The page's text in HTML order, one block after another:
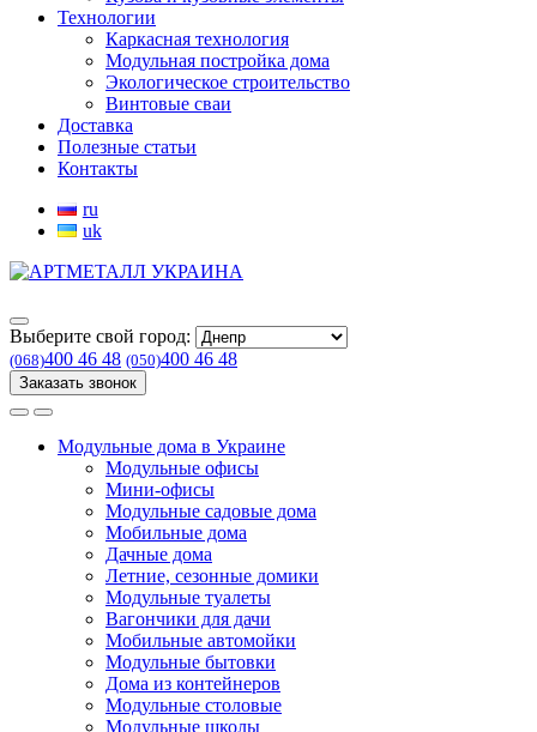
Технологии
Каркасная технология
Модульная постройка дома
Экологическое строительство
Винтовые сваи
Доставка
Полезные статьи
Контакты
ru
uk
Выберите свой город:
(068)400 46 48 (050)400 46 48
Заказать звонок
Модульные дома в Украине
Модульные офисы
Мини-офисы
Модульные садовые дома
Мобильные дома
Дачные дома
Летние, сезонные домики
Модульные туалеты
Вагончики для дачи
Мобильные автомойки
Модульные бытовки
Дома из контейнеров
Модульные столовые
Модульные школы